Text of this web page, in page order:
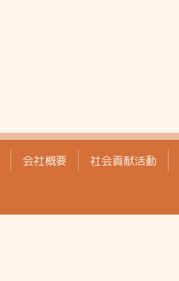
会社概要 社会貢献活動